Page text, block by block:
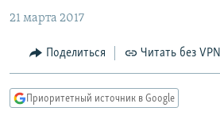
основному
Вернутся
главной
навигации
ЦИТАТЫ СВОБОДЫ
МНЕНИЯ
IDEL.РЕАЛИИ
21 марта 2017
Поделиться Читать без VPN
Приоритетный источник в Google